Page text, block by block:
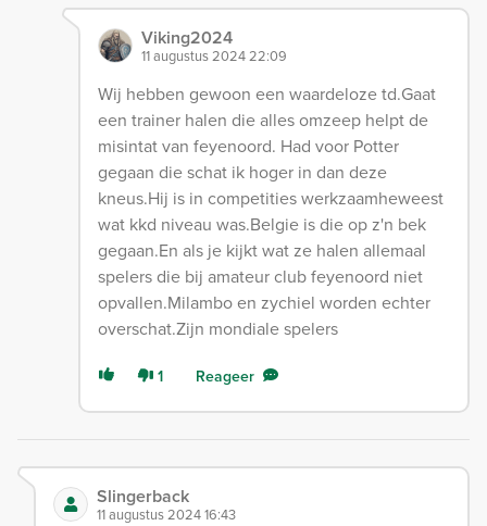
Viking2024
11 augustus 2024 22:09
Wij hebben gewoon een waardeloze td.Gaat
een trainer halen die alles omzeep helpt de
misintat van feyenoord. Had voor Potter
gegaan die schat ik hoger in dan deze
kneus.Hij is in competities werkzaamheweest
wat kkd niveau was.Belgie is die op z'n bek
gegaan.En als je kijkt wat ze halen allemaal
spelers die bij amateur club feyenoord niet
opvallen.Milambo en zychiel worden echter
overschat.Zijn mondiale spelers
1 Reageer
Slingerback
11 augustus 2024 16:43